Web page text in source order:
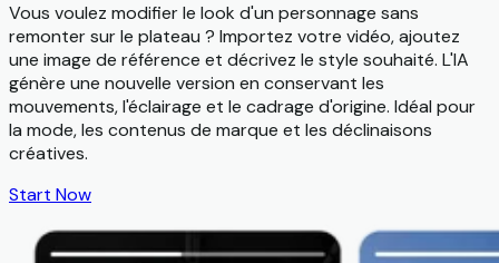
Vous voulez modifier le look d'un personnage sans
remonter sur le plateau ? Importez votre vidéo, ajoutez
une image de référence et décrivez le style souhaité. L'IA
génère une nouvelle version en conservant les
mouvements, l'éclairage et le cadrage d'origine. Idéal pour
la mode, les contenus de marque et les déclinaisons
créatives.
Start Now